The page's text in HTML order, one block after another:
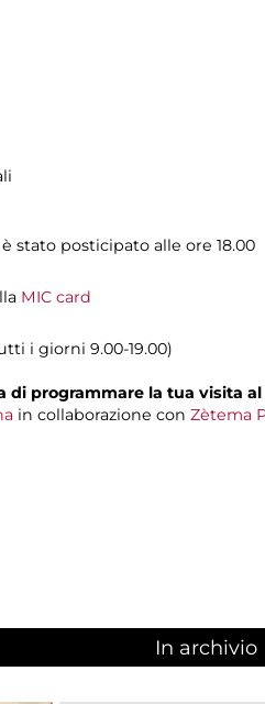
stato posticipato alle ore 18.00
MIC card
i giorni 9.00-19.00)
di programmare la tua visita
in collaborazione con Zètema
In archivio